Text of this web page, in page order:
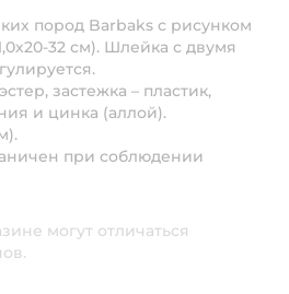
пород Barbaks с рисунком
32 см). Шлейка с двумя
застежка – пластик,
и цинка (аллой).
при соблюдении
могут отличаться